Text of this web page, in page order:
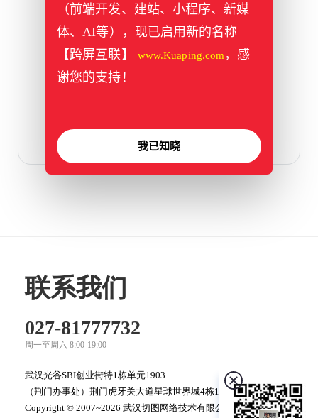
sunwayCRM
crm系统后台，基于bootstrap v4.0支持白天、
联系我们
027-81777732
周一至周六 8:00-19:00
武汉光谷SBI创业街特1栋单元1903
（荆门办事处）荆门虎牙关大道星球世界城4栋1060
Copyright © 2007~2026 武汉切图网络技术有限公司 版权所有，
（前端开发、建站、小程序、新媒
体、AI等），现已启用新的名称
【跨屏互联】
www.Kuaping.com ，感
谢您的支持！
我已知晓